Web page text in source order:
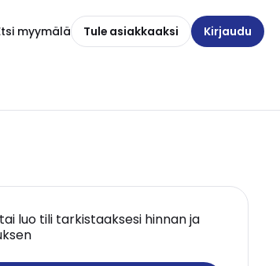
myymälä Tule asiakkaaksi Kirjaudu
luo tili tarkistaaksesi hinnan ja